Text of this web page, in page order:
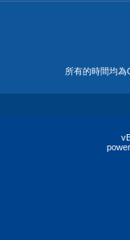
所有的時間均為